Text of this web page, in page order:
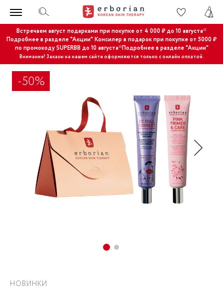
Встречаем август подарками при покупке от 4 000 ₽ до 10 августа*
Подробнее в разделе "Акции"Консилер в подарок при покупке от 5000 ₽
по промокоду SUPERBB до 10 августа*Подробнее в разделе "Акции"
Внимание! Заказы на нашем сайте оформляются только с онлайн оплатой.
-50%
НОВИНКИ